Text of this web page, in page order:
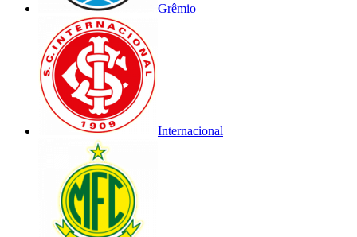
Grêmio
Internacional